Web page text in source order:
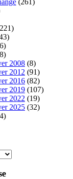
(261)
2008 (8)
2012 (91)
2016 (82)
2019 (107)
2022 (19)
2025 (32)